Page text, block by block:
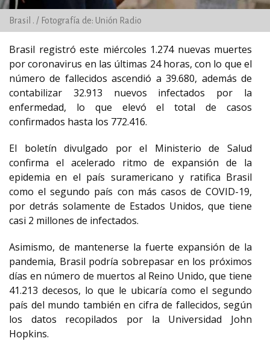
Brasil . / Fotografía de: Unión Radio
Brasil registró este miércoles 1.274 nuevas muertes
por coronavirus en las últimas 24 horas, con lo que el
número de fallecidos ascendió a 39.680, además de
contabilizar 32.913 nuevos infectados por la
enfermedad, lo que elevó el total de casos
confirmados hasta los 772.416.
El boletín divulgado por el Ministerio de Salud
confirma el acelerado ritmo de expansión de la
epidemia en el país suramericano y ratifica Brasil
como el segundo país con más casos de COVID-19,
por detrás solamente de Estados Unidos, que tiene
casi 2 millones de infectados.
Asimismo, de mantenerse la fuerte expansión de la
pandemia, Brasil podría sobrepasar en los próximos
días en número de muertos al Reino Unido, que tiene
41.213 decesos, lo que le ubicaría como el segundo
país del mundo también en cifra de fallecidos, según
los datos recopilados por la Universidad John
Hopkins.